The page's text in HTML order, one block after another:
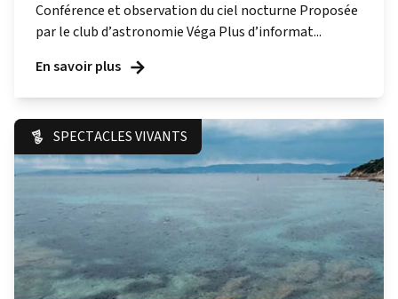
Conférence et observation du ciel nocturne Proposée
par le club d’astronomie Véga Plus d’informat...
En savoir plus
SPECTACLES VIVANTS